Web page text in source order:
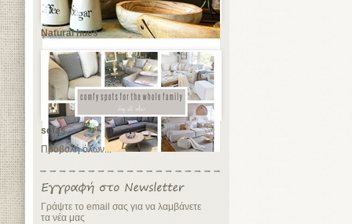
Natural hues
sofas
Προβολή όλων...
Γράψτε το email σας για να λαμβάνετε
τα νέα μας